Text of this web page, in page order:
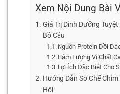
Xem Nội Dung Bài
Giá Trị Dinh Dưỡng
Bồ Câu
Nguồn Protein Dồi
Hàm Lượng Vi Chất
Lợi Ích Đặc Biệt Cho
Hướng Dẫn Sơ Chế
Hôi